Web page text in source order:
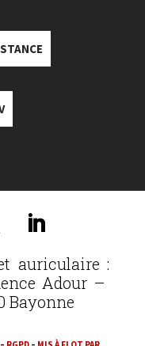
auriculaire :
Adour –
Bayonne